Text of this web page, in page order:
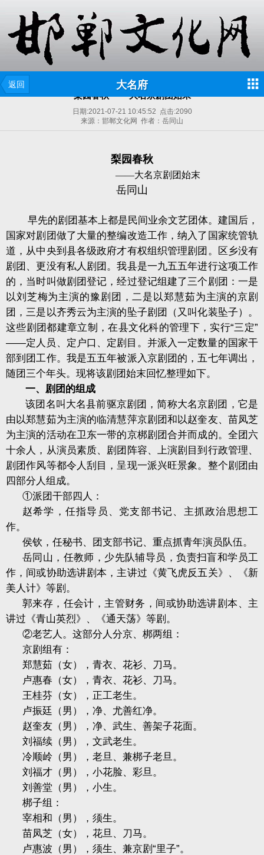
返回 大名府
梨园春秋 ——大名京剧团始末
日期:2021-07-21 10:45:52 点击:2090
来源：邯郸文化网 作者：岳同山
梨园春秋
——大名京剧团始末
岳同山
早先的剧团基本上都是民间业余文艺团体。建国后，
国家对剧团做了大量的整编改造工作，纳入了国家统管轨
道，从中央到县各级政府才有权组织管理剧团。区乡没有
剧团、更没有私人剧团。我县是一九五五年进行这项工作
的，当时叫做剧团登记，经过登记组建了三个剧团：一是
以刘芝梅为主演的豫剧团，二是以郑慧茹为主演的京剧
团，三是以齐秀云为主演的坠子剧团（又叫化装坠子）。
这些剧团都建章立制，在县文化科的管理下，实行“三定”
——定人员、定户口、定剧目。并派入一定数量的国家干
部到团工作。我是五五年被派入京剧团的，五七年调出，
随团三个年头。现将该剧团始末回忆整理如下。
一、剧团的组成
该团名叫大名县前驱京剧团，简称大名京剧团，它是
由以郑慧茹为主演的临清慧萍京剧团和以赵奎友、苗凤芝
为主演的活动在卫东一带的京梆剧团合并而成的。全团六
十余人，从演员素质、剧团阵容、上演剧目到行政管理、
剧团作风等都令人刮目，呈现一派兴旺景象。整个剧团由
四部分人组成。
①派团干部四人：
赵希学，任指导员、党支部书记、主抓政治思想工
作。
侯钦，任秘书、团支部书记、重点抓青年演员队伍。
岳同山，任教师，少先队辅导员，负责扫盲和学员工
作，间或协助选讲剧本，主讲过《黄飞虎反五关》、《新
美人计》等剧。
郭来存，任会计，主管财务，间或协助选讲剧本、主
讲过《青山英烈》、《通天荡》等剧。
②老艺人。这部分人分京、梆两组：
京剧组有：
郑慧茹（女），青衣、花衫、刀马。
卢惠春（女），青衣、花衫、刀马。
王桂芬（女），正工老生。
卢振廷（男），净、尤善红净。
赵奎友（男），净、武生、善架子花面。
刘福续（男），文武老生。
冷顺岭（男），老旦、兼梆子老旦。
刘福才（男），小花脸、彩旦。
刘善堂（男），小生。
梆子组：
宰相和（男），须生。
苗凤芝（女），花旦、刀马。
卢惠波（男），须生、兼京剧“里子”。